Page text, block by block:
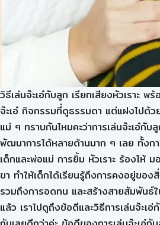
วิธีเล่นจ๊ะเอ๋กับลูก เรียกเสียงหัวเราะ พ
จ๊ะเอ๋ กิจกรรมที่ดูธรรมดา แต่แฝงไปด้ว
แม่ ๆ ทราบกันไหมคะว่าการเล่นจ๊ะเอ๋กับ
พัฒนาการได้หลายด้านมาก ๆ เลย ทั้งก
เด็กและพ่อแม่ การยิ้ม หัวเราะ ร้องไห้
ขา ทำให้เด็กได้เรียนรู้ถึงการคงอยู่ขอ
รวมถึงการอดทน และสร้างสายสัมพัน
แล้ว เราไปดูถึงข้อดีและวิธีการเล่นจ๊ะเ